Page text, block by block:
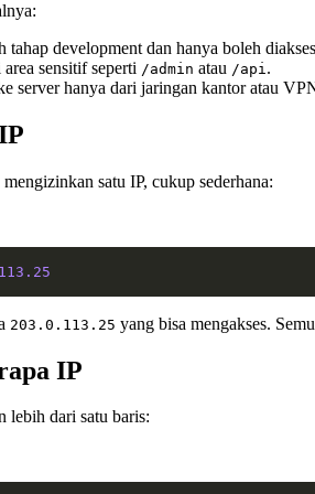
tahap development dan hanya boleh
sensitif seperti /admin atau /api .
server hanya dari jaringan kantor atau
satu IP, cukup sederhana:
203.0.113.25 yang bisa mengakses.
IP
lebih dari satu baris: